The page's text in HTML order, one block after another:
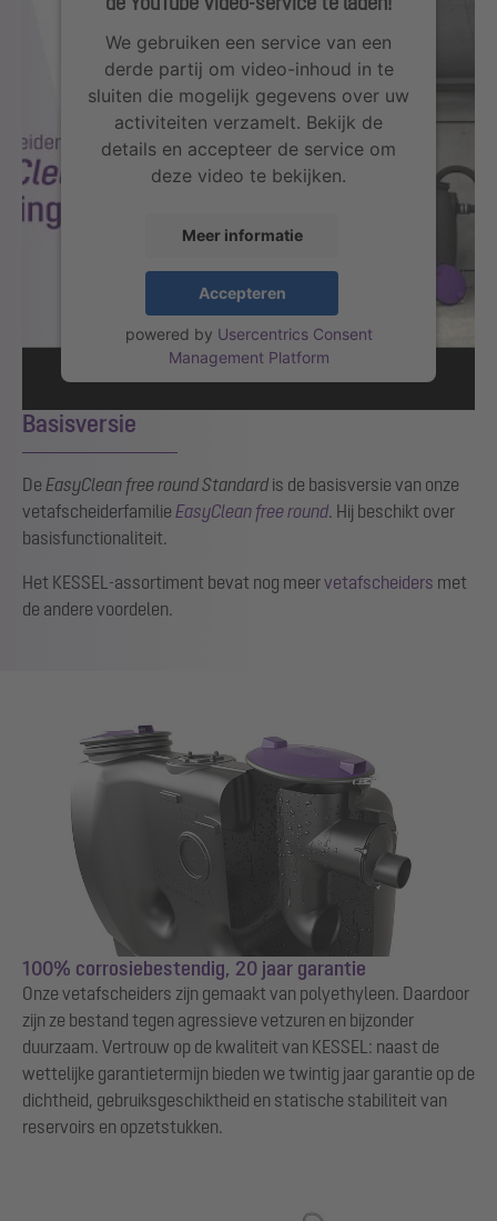
We gebruiken een service van een
derde partij om video-inhoud in te
sluiten die mogelijk gegevens over uw
activiteiten verzamelt. Bekijk de
details en accepteer de service om
deze video te bekijken.
Meer informatie
Accepteren
powered by Usercentrics Consent
Management Platform
Basisversie
De EasyClean free round Standard is de basisversie van onze
vetafscheiderfamilie EasyClean free round . Hij beschikt over
basisfunctionaliteit.
Het KESSEL-assortiment bevat nog meervetafscheiders met
de andere voordelen.
100% corrosiebestendig, 20 jaar garantie
Onze vetafscheiders zijn gemaakt van polyethyleen. Daardoor
zijn ze bestand tegen agressieve vetzuren en bijzonder
duurzaam. Vertrouw op de kwaliteit van KESSEL: naast de
wettelijke garantietermijn bieden we twintig jaar garantie op de
dichtheid, gebruiksgeschiktheid en statische stabiliteit van
reservoirs en opzetstukken.